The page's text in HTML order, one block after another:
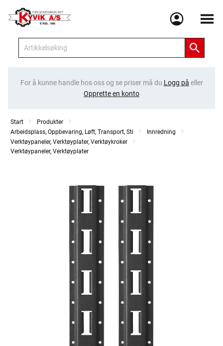
Meny
For å kunne handle hos oss og se priser må du Logg på eller
Opprette en konto
Start
Produkter
Arbeidsplass, Oppbevaring, Løft, Transport, Sti
Innredning
Verktøypaneler, Verktøyplater, Verktøykroker
Verktøypaneler, Verktøyplater